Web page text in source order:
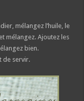
mélangez l’huile, le
mélangez. Ajoutez les
bien.
de servir.